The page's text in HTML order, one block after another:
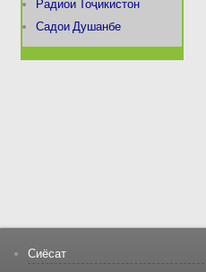
Радиои Тоҷикистон
Садои Душанбе
Сиёсат